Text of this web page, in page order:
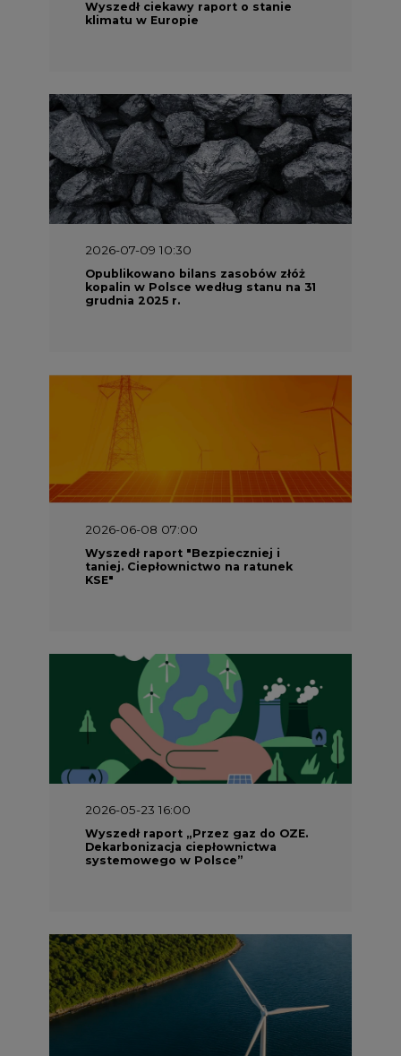
Wyszedł ciekawy raport o stanie
klimatu w Europie
2026-07-09 10:30
Opublikowano bilans zasobów złóż
kopalin w Polsce według stanu na 31
grudnia 2025 r.
2026-06-08 07:00
Wyszedł raport "Bezpieczniej i
taniej. Ciepłownictwo na ratunek
KSE"
2026-05-23 16:00
Wyszedł raport „Przez gaz do OZE.
Dekarbonizacja ciepłownictwa
systemowego w Polsce”